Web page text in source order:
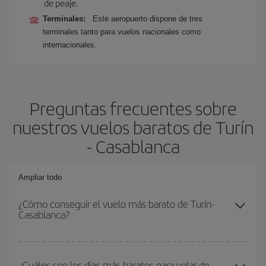
de peaje.
Terminales:
Este aeropuerto dispone de tres
terminales tanto para vuelos nacionales como
internacionales.
Preguntas frecuentes sobre
nuestros vuelos baratos de Turín
- Casablanca
Ampliar todo
¿Cómo conseguir el vuelo más barato de Turín-
Casablanca?
conseguir el vuelo más barato si evitas temporadas altas,